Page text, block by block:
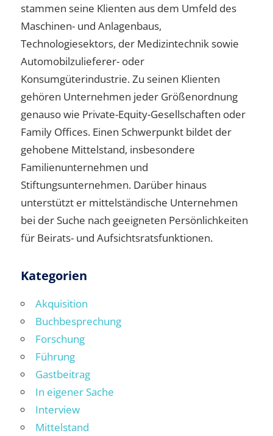
stammen seine Klienten aus dem Umfeld des
Maschinen- und Anlagenbaus,
Technologiesektors, der Medizintechnik sowie
Automobilzulieferer- oder
Konsumgüterindustrie. Zu seinen Klienten
gehören Unternehmen jeder Größenordnung
genauso wie Private-Equity-Gesellschaften oder
Family Offices. Einen Schwerpunkt bildet der
gehobene Mittelstand, insbesondere
Familienunternehmen und
Stiftungsunternehmen. Darüber hinaus
unterstützt er mittelständische Unternehmen
bei der Suche nach geeigneten Persönlichkeiten
für Beirats- und Aufsichtsratsfunktionen.
Kategorien
Akquisition
Buchbesprechung
Forschung
Führung
Gastbeitrag
In eigener Sache
Interview
Mittelstand